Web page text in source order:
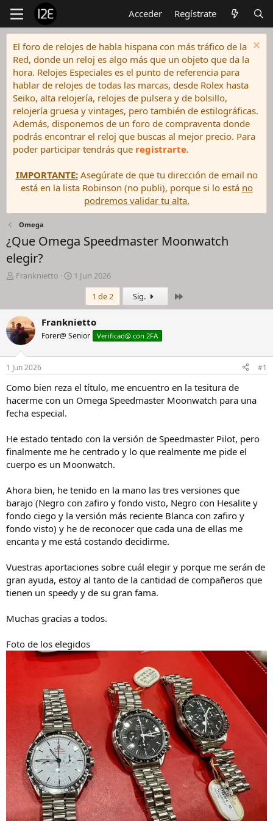
Acceder Regístrate
El foro de relojes de habla hispana con más tráfico de la
Red, donde un reloj es algo más que un objeto que da la
hora. Relojes Especiales es el punto de referencia para
hablar de relojes de todas las marcas, desde Rolex hasta
Seiko, alta relojería, relojes de pulsera y de bolsillo,
relojería gruesa y vintages, pero también de estilográficas.
Además, disponemos de un foro de compraventa donde
podrás encontrar el reloj que buscas al mejor precio. Para
poder participar tendrás que registrarte.
IMPORTANTE:Asegúrate de que tu dirección de email no
está en la lista Robinson (no publi), porque si lo está no
podremos validar tu alta.
Omega
¿Que Omega Speedmaster Moonwatch
elegir?
I
c
i
a
d
o
d
e
h
i
o
Franknietto
F
h
a
e
i
c
o
1 Jun 2026
1 de 2
Sig.
Franknietto
Forer@ Senior Verificad@ con 2FA
1 Jun 2026 #1
Como bien reza el título, me encuentro en la tesitura de
hacerme con un Omega Speedmaster Moonwatch para una
fecha especial.
He estado tentado con la versión de Speedmaster Pilot, pero
finalmente me he centrado y lo que realmente me pide el
cuerpo es un Moonwatch.
Ahora bien, he tenido en la mano las tres versiones que
barajo (Negro con zafiro y fondo visto, Negro con Hesalite y
fondo ciego y la versión más reciente Blanca con zafiro y
fondo visto) y he de reconocer que cada una de ellas me
encanta y me está costando decidirme.
Vuestras aportaciones sobre cuál elegir y porque me serán de
gran ayuda, estoy al tanto de la cantidad de compañeros que
tienen un speedy y de su gran fama.
Muchas gracias a todos.
Foto de los elegidos